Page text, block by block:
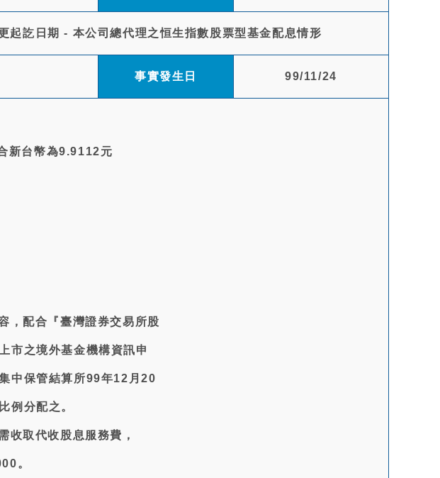
起訖日期 - 本公司總代理之恒生指數股票型基金配息情形
事實發生日 99/11/24
新台幣為9.9112元
，配合『臺灣證券交易所股
市之境外基金機構資訊申
中保管結算所99年12月20
例分配之。
收取代收股息服務費，
。